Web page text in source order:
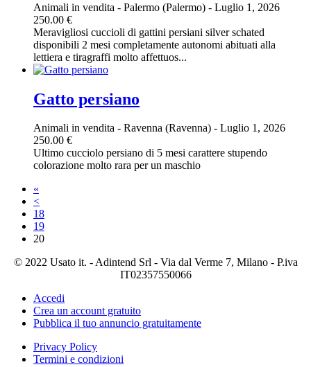
Animali in vendita - Palermo (Palermo) - Luglio 1, 2026
250.00 €
Meravigliosi cuccioli di gattini persiani silver schated
disponibili 2 mesi completamente autonomi abituati alla
lettiera e tiragraffi molto affettuos...
Gatto persiano
Animali in vendita - Ravenna (Ravenna) - Luglio 1, 2026
250.00 €
Ultimo cucciolo persiano di 5 mesi carattere stupendo
colorazione molto rara per un maschio
«
<
18
19
20
© 2022 Usato it. - Adintend Srl - Via dal Verme 7, Milano - P.iva
IT02357550066
Accedi
Crea un account gratuito
Pubblica il tuo annuncio gratuitamente
Privacy Policy
Termini e condizioni